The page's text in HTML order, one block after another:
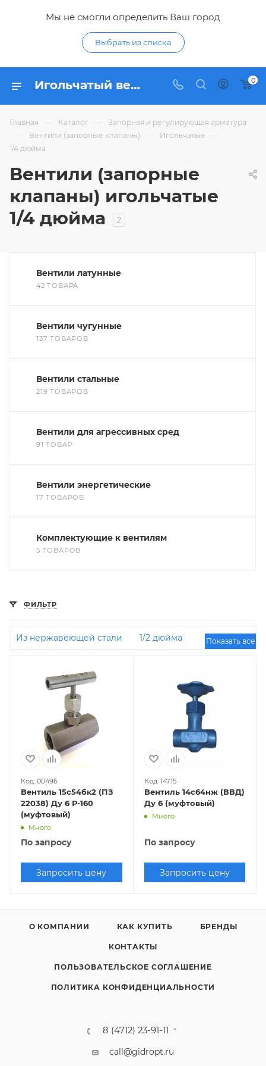
Мы не смогли определить Ваш город
Выбрать из списка
Игольчатый вентиль 1/4 дюйма - купить запорные клапаны игольчатые 1/4 дюйма по низким ценам в интернет-магазине Гидропромтехника в Курске 0
Главная — Каталог — Запорная и регулирующая арматура
— Вентили (запорные клапаны) — Игольчатые —
1/4 дюйма
Вентили (запорные
клапаны) игольчатые
1/4 дюйма
2
Вентили латунные
42 ТОВАРА
Вентили чугунные
137 ТОВАРОВ
Вентили стальные
219 ТОВАРОВ
Вентили для агрессивных сред
91 ТОВАР
Вентили энергетические
17 ТОВАРОВ
Комплектующие к вентилям
5 ТОВАРОВ
ФИЛЬТР
Из нержавеющей стали
1/2 дюйма
1/4 дюйма
Муфтовые
Показать все
Код: 00496
Вентиль 15с54бк2 (ПЗ
22038) Ду 6 Р-160
(муфтовый)
Много
По запросу
Запросить цену
Код: 14715
Вентиль 14с64нж (ВВД)
Ду 6 (муфтовый)
Много
По запросу
Запросить цену
О КОМПАНИИ КАК КУПИТЬ БРЕНДЫ
КОНТАКТЫ
ПОЛЬЗОВАТЕЛЬСКОЕ СОГЛАШЕНИЕ
ПОЛИТИКА КОНФИДЕНЦИАЛЬНОСТИ
8 (4712) 23-91-11
call@gidropt.ru